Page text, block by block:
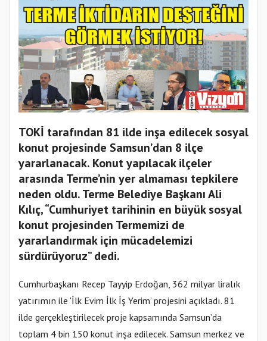
TOKİ tarafından 81 ilde inşa edilecek sosyal
konut projesinde Samsun’dan 8 ilçe
yararlanacak. Konut yapılacak ilçeler
arasında Terme’nin yer almaması tepkilere
neden oldu. Terme Belediye Başkanı Ali
Kılıç, “Cumhuriyet tarihinin en büyük sosyal
konut projesinden Termemizi de
yararlandırmak için mücadelemizi
sürdürüyoruz” dedi.
Cumhurbaşkanı Recep Tayyip Erdoğan, 362 milyar liralık
yatırımın ile ‘İlk Evim İlk İş Yerim’ projesini açıkladı. 81
ilde gerçekleştirilecek proje kapsamında Samsun’da
toplam 4 bin 150 konut inşa edilecek. Samsun merkez ve